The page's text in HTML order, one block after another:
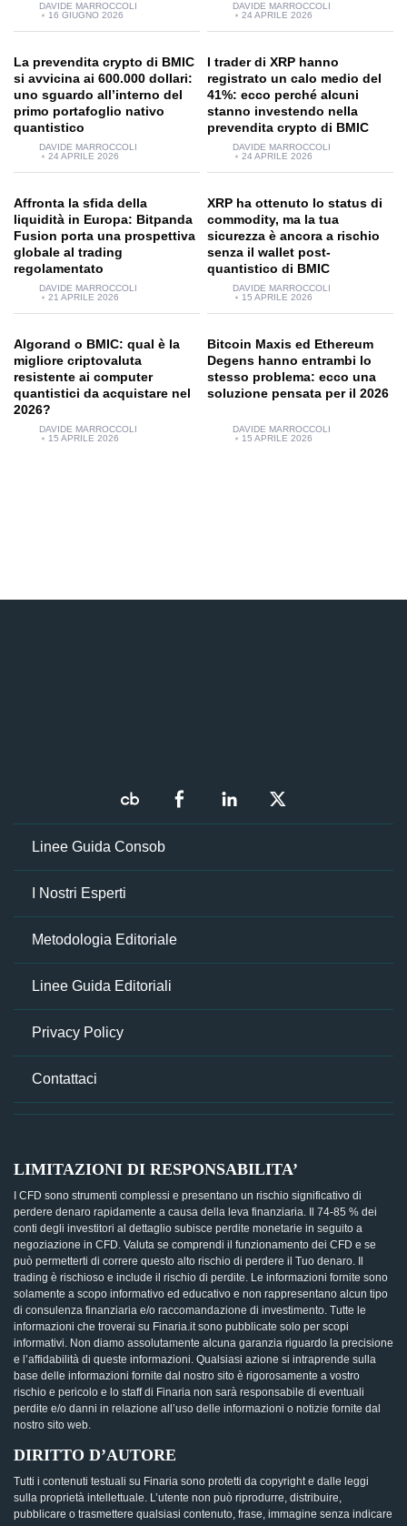
DAVIDE MARROCCOLI
16 GIUGNO 2026
DAVIDE MARROCCOLI
24 APRILE 2026
La prevendita crypto di BMIC
si avvicina ai 600.000 dollari:
uno sguardo all’interno del
primo portafoglio nativo
quantistico
DAVIDE MARROCCOLI
24 APRILE 2026
I trader di XRP hanno
registrato un calo medio del
41%: ecco perché alcuni
stanno investendo nella
prevendita crypto di BMIC
DAVIDE MARROCCOLI
24 APRILE 2026
Affronta la sfida della
liquidità in Europa: Bitpanda
Fusion porta una prospettiva
globale al trading
regolamentato
DAVIDE MARROCCOLI
21 APRILE 2026
XRP ha ottenuto lo status di
commodity, ma la tua
sicurezza è ancora a rischio
senza il wallet post-
quantistico di BMIC
DAVIDE MARROCCOLI
15 APRILE 2026
Algorand o BMIC: qual è la
migliore criptovaluta
resistente ai computer
quantistici da acquistare nel
2026?
DAVIDE MARROCCOLI
15 APRILE 2026
Bitcoin Maxis ed Ethereum
Degens hanno entrambi lo
stesso problema: ecco una
soluzione pensata per il 2026
DAVIDE MARROCCOLI
15 APRILE 2026
Linee Guida Consob
I Nostri Esperti
Metodologia Editoriale
Linee Guida Editoriali
Privacy Policy
Contattaci
LIMITAZIONI DI RESPONSABILITA’
I CFD sono strumenti complessi e presentano un rischio significativo di
perdere denaro rapidamente a causa della leva finanziaria. Il 74-85 % dei
conti degli investitori al dettaglio subisce perdite monetarie in seguito a
negoziazione in CFD. Valuta se comprendi il funzionamento dei CFD e se
può permetterti di correre questo alto rischio di perdere il Tuo denaro. Il
trading è rischioso e include il rischio di perdite. Le informazioni fornite sono
solamente a scopo informativo ed educativo e non rappresentano alcun tipo
di consulenza finanziaria e/o raccomandazione di investimento. Tutte le
informazioni che troverai su Finaria.it sono pubblicate solo per scopi
informativi. Non diamo assolutamente alcuna garanzia riguardo la precisione
e l’affidabilità di queste informazioni. Qualsiasi azione si intraprende sulla
base delle informazioni fornite dal nostro sito è rigorosamente a vostro
rischio e pericolo e lo staff di Finaria non sarà responsabile di eventuali
perdite e/o danni in relazione all’uso delle informazioni o notizie fornite dal
nostro sito web.
DIRITTO D’AUTORE
Tutti i contenuti testuali su Finaria sono protetti da copyright e dalle leggi
sulla proprietà intellettuale. L’utente non può riprodurre, distribuire,
pubblicare o trasmettere qualsiasi contenuto, frase, immagine senza indicare